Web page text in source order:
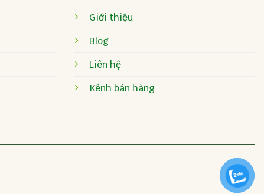
Giới thiệu
Blog
Liên hệ
Kênh bán hàng